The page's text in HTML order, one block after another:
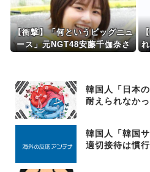
【衝撃】「何というビッグニュ
ース」元NGT48安藤千伽奈さ
ｗｗｗｗｗｗ
韓国人「日本
耐えられなか
韓国人「韓国
適切接待は慣